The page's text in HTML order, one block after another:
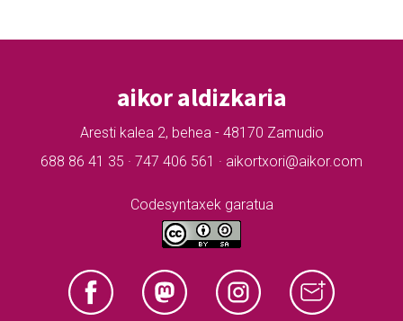
aikor aldizkaria
Aresti kalea 2, behea - 48170 Zamudio
688 86 41 35 · 747 406 561 · aikortxori@aikor.com
Codesyntaxek garatua